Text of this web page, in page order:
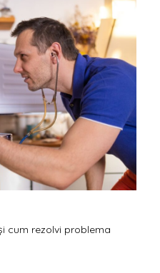
cum rezolvi problema